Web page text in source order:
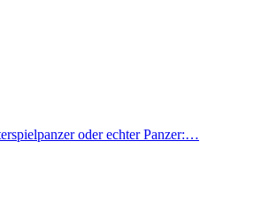
oder echter Panzer:…